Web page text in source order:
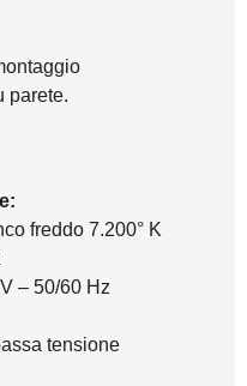
parete.
freddo 7.200° K
– 50/60 Hz
tensione